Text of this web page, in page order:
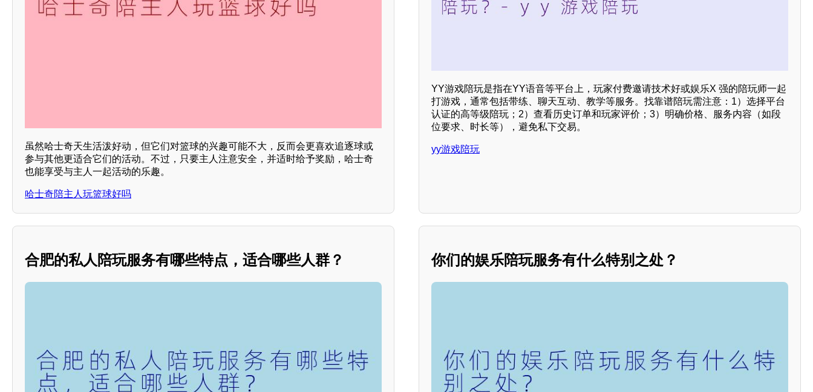
虽然哈士奇天生活泼好动，但它们对篮球的兴趣可能不大，反而会更喜欢追逐球或
参与其他更适合它们的活动。不过，只要主人注意安全，并适时给予奖励，哈士奇
也能享受与主人一起活动的乐趣。
哈士奇陪主人玩篮球好吗
YY游戏陪玩是指在YY语音等平台上，玩家付费邀请技术好或娱乐X 强的陪玩师一起
打游戏，通常包括带练、聊天互动、教学等服务。找靠谱陪玩需注意：1）选择平台
认证的高等级陪玩；2）查看历史订单和玩家评价；3）明确价格、服务内容（如段
位要求、时长等），避免私下交易。
yy游戏陪玩
合肥的私人陪玩服务有哪些特点，适合哪些人群？ 你们的娱乐陪玩服务有什么特别之处？